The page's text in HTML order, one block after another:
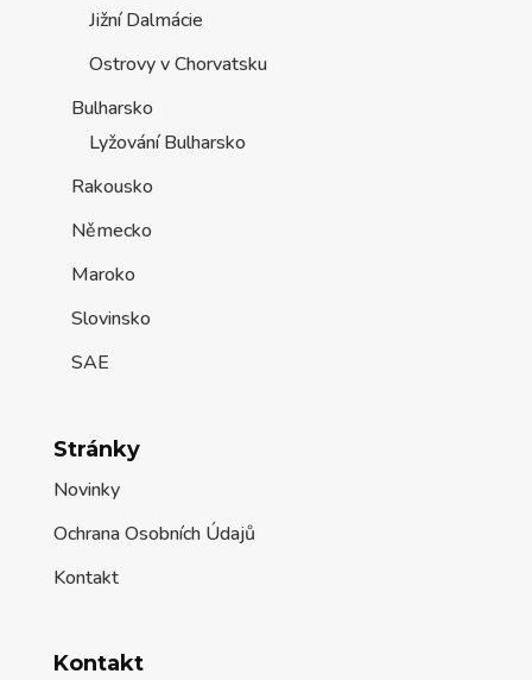
Jižní Dalmácie
Ostrovy v Chorvatsku
Bulharsko
Lyžování Bulharsko
Rakousko
Německo
Maroko
Slovinsko
SAE
Stránky
Novinky
Ochrana Osobních Údajů
Kontakt
Kontakt